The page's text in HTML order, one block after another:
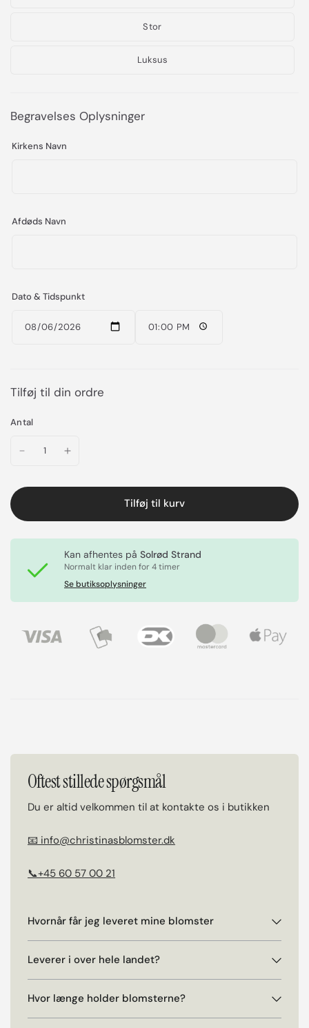
Stor
Luksus
Begravelses Oplysninger
Kirkens Navn
Afdøds Navn
Dato & Tidspunkt
Tilføj til din ordre
Antal
Tilføj til kurv
Kan afhentes påSolrød Strand
Normalt klar inden for 4 timer
Se butiksoplysninger
Oftest stillede spørgsmål
Du er altid velkommen til at kontakte os i butikken
📧 info@christinasblomster.dk
📞+45 60 57 00 21
Hvornår får jeg leveret mine blomster
Leverer i over hele landet?
Hvor længe holder blomsterne?